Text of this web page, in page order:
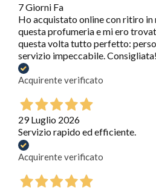
7 Giorni Fa
Ho acquistato online con ritiro in
questa profumeria e mi ero
questa volta tutto perfetto:
servizio impeccabile. Consigliata!
Acquirente verificato
29 Luglio 2026
Servizio rapido ed efficiente.
Acquirente verificato